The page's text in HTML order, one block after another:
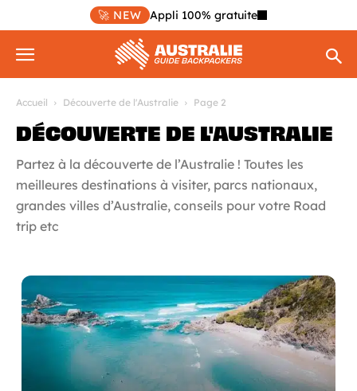
🚀 NEW Appli 100% gratuite
Accueil Découverte de l'Australie Page 2
DÉCOUVERTE DE L'AUSTRALIE
Partez à la découverte de l’Australie ! Toutes les
meilleures destinations à visiter, parcs nationaux,
grandes villes d’Australie, conseils pour votre Road
trip etc